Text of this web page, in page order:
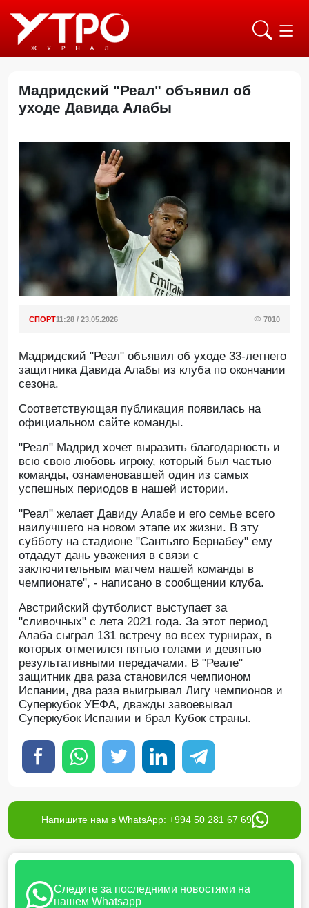
Мадридский "Реал" объявил об
уходе Давида Алабы
СПОРТ11:28 / 23.05.2026 7010
Мадридский "Реал" объявил об уходе 33-летнего
защитника Давида Алабы из клуба по окончании
сезона.
Cоответствующая публикация появилась на
официальном сайте команды.
"Реал" Мадрид хочет выразить благодарность и
всю свою любовь игроку, который был частью
команды, ознаменовавшей один из самых
успешных периодов в нашей истории.
"Реал" желает Давиду Алабе и его семье всего
наилучшего на новом этапе их жизни. В эту
субботу на стадионе "Сантьяго Бернабеу" ему
отдадут дань уважения в связи с
заключительным матчем нашей команды в
чемпионате", - написано в сообщении клуба.
Австрийский футболист выступает за
"сливочных" с лета 2021 года. За этот период
Алаба сыграл 131 встречу во всех турнирах, в
которых отметился пятью голами и девятью
результативными передачами. В "Реале"
защитник два раза становился чемпионом
Испании, два раза выигрывал Лигу чемпионов и
Суперкубок УЕФА, дважды завоевывал
Суперкубок Испании и брал Кубок страны.
Напишите нам в WhatsApp: +994 50 281 67 69
Следите за последними новостями на
нашем Whatsapp